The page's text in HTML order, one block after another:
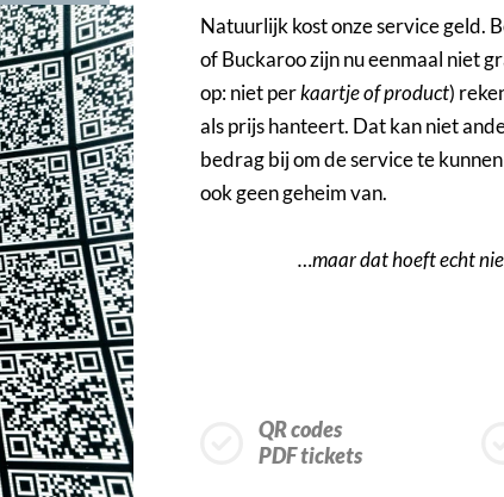
Natuurlijk kost onze service geld.
of Buckaroo zijn nu eenmaal niet
op: niet perkaartje of product)
als prijs hanteert. Dat kan niet
bedrag bij om de service te
ook geen geheim van.
…maar dat hoeft echt
QR codes
PDF tickets